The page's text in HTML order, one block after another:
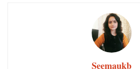
Seemaukb